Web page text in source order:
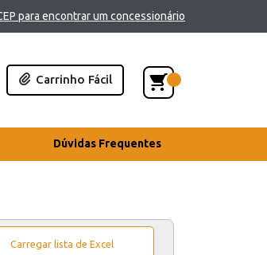
para encontrar um concessionário
Carrinho Fácil
Dúvidas Frequentes
Carregar lista de Excel